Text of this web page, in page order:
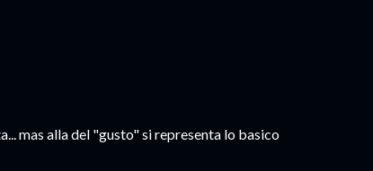
mas alla del "gusto" si representa lo basico